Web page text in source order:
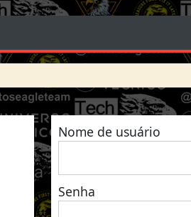
Nome de usuário
Senha